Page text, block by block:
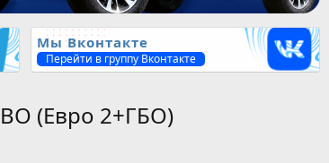
Мы Вконтакте
Перейти в группу Вконтакте
(Евро 2+ГБО)